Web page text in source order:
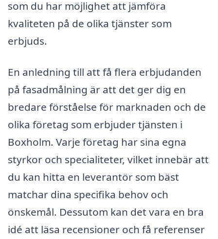
som du har möjlighet att jämföra
kvaliteten på de olika tjänster som
erbjuds.
En anledning till att få flera erbjudanden
på fasadmålning är att det ger dig en
bredare förståelse för marknaden och de
olika företag som erbjuder tjänsten i
Boxholm. Varje företag har sina egna
styrkor och specialiteter, vilket innebär att
du kan hitta en leverantör som bäst
matchar dina specifika behov och
önskemål. Dessutom kan det vara en bra
idé att läsa recensioner och få referenser